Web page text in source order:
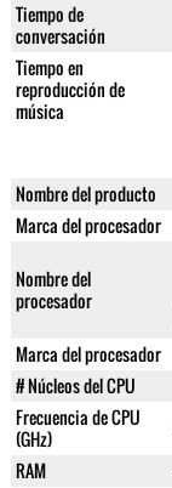
Tiempo de
conversación
Tiempo en
reproducción de
música
Nombre del producto
Marca del procesador
Nombre del
procesador
Marca del procesador
# Núcleos del CPU
Frecuencia de CPU
(GHz)
RAM